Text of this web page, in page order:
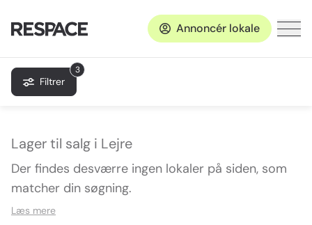
Annoncér lokale
3
Filtrer
Lager til salg i Lejre
Der findes desværre ingen lokaler på siden, som
matcher din søgning.
Læs mere